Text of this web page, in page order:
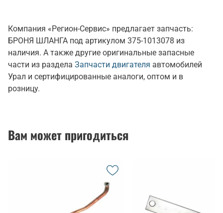
Компания «Регион-Сервис» предлагает запчасть:
БРОНЯ ШЛАНГА под артикулом 375-1013078 из
наличия. А также другие оригинальные запасные
части из раздела Запчасти двигателя автомобилей
Урал и сертифицированные аналоги, оптом и в
розницу.
Вам может пригодиться